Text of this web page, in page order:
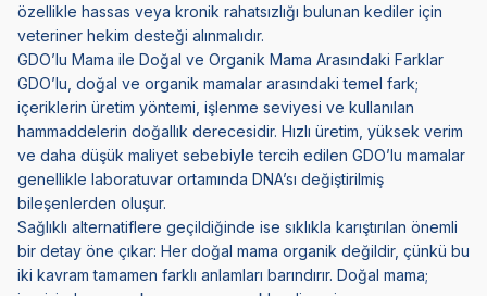
özellikle hassas veya kronik rahatsızlığı bulunan kediler için
veteriner hekim desteği alınmalıdır.
GDO’lu Mama ile Doğal ve Organik Mama Arasındaki Farklar
GDO’lu, doğal ve organik mamalar arasındaki temel fark;
içeriklerin üretim yöntemi, işlenme seviyesi ve kullanılan
hammaddelerin doğallık derecesidir. Hızlı üretim, yüksek verim
ve daha düşük maliyet sebebiyle tercih edilen GDO’lu mamalar
genellikle laboratuvar ortamında DNA’sı değiştirilmiş
bileşenlerden oluşur.
Sağlıklı alternatiflere geçildiğinde ise sıklıkla karıştırılan önemli
bir detay öne çıkar: Her doğal mama organik değildir, çünkü bu
iki kavram tamamen farklı anlamları barındırır. Doğal mama;